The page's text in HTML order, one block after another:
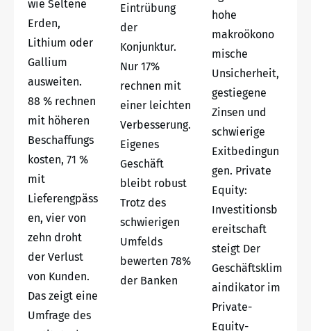
wie Seltene
Erden,
Lithium oder
Gallium
ausweiten.
88 % rechnen
mit höheren
Beschaffungs
kosten, 71 %
mit
Lieferengpäss
en, vier von
zehn droht
der Verlust
von Kunden.
Das zeigt eine
Umfrage des
Eintrübung
der
Konjunktur.
Nur 17%
rechnen mit
einer leichten
Verbesserung.
Eigenes
Geschäft
bleibt robust
Trotz des
schwierigen
Umfelds
bewerten 78%
der Banken
hohe
makroökono
mische
Unsicherheit,
gestiegene
Zinsen und
schwierige
Exitbedingun
gen. Private
Equity:
Investitionsb
ereitschaft
steigt Der
Geschäftsklim
aindikator im
Private-
Equity-